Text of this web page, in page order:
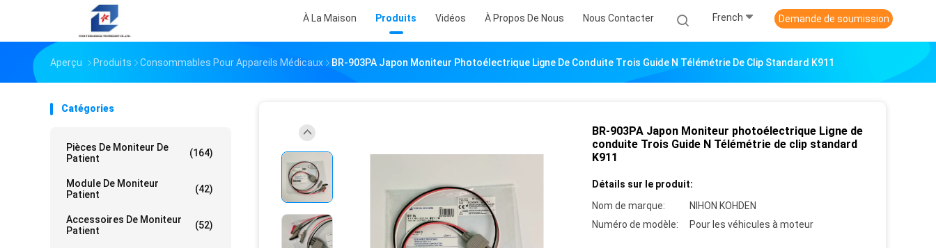
À La Maison Produits Vidéos À Propos De Nous Nous Contacter French Demande de soumission
Aperçu Produits Consommables Pour Appareils Médicaux BR-903PA Japon Moniteur Photoélectrique Ligne De Conduite Trois Guide N Télémétrie De Clip Standard K911
Catégories
Pièces De Moniteur De
Patient
(164)
Module De Moniteur
Patient
(42)
Accessoires De Moniteur
Patient
(52)
BR-903PA Japon Moniteur photoélectrique Ligne de
conduite Trois Guide N Télémétrie de clip standard
K911
Détails sur le produit:
Nom de marque:
NIHON KOHDEN
Numéro de modèle:
Pour les véhicules à moteur